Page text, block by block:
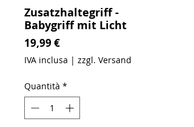
Zusatzhaltegriff -
Babygriff mit Licht
19,99 €Prezzo
IVA inclusa | zzgl. Versand
Quantità *